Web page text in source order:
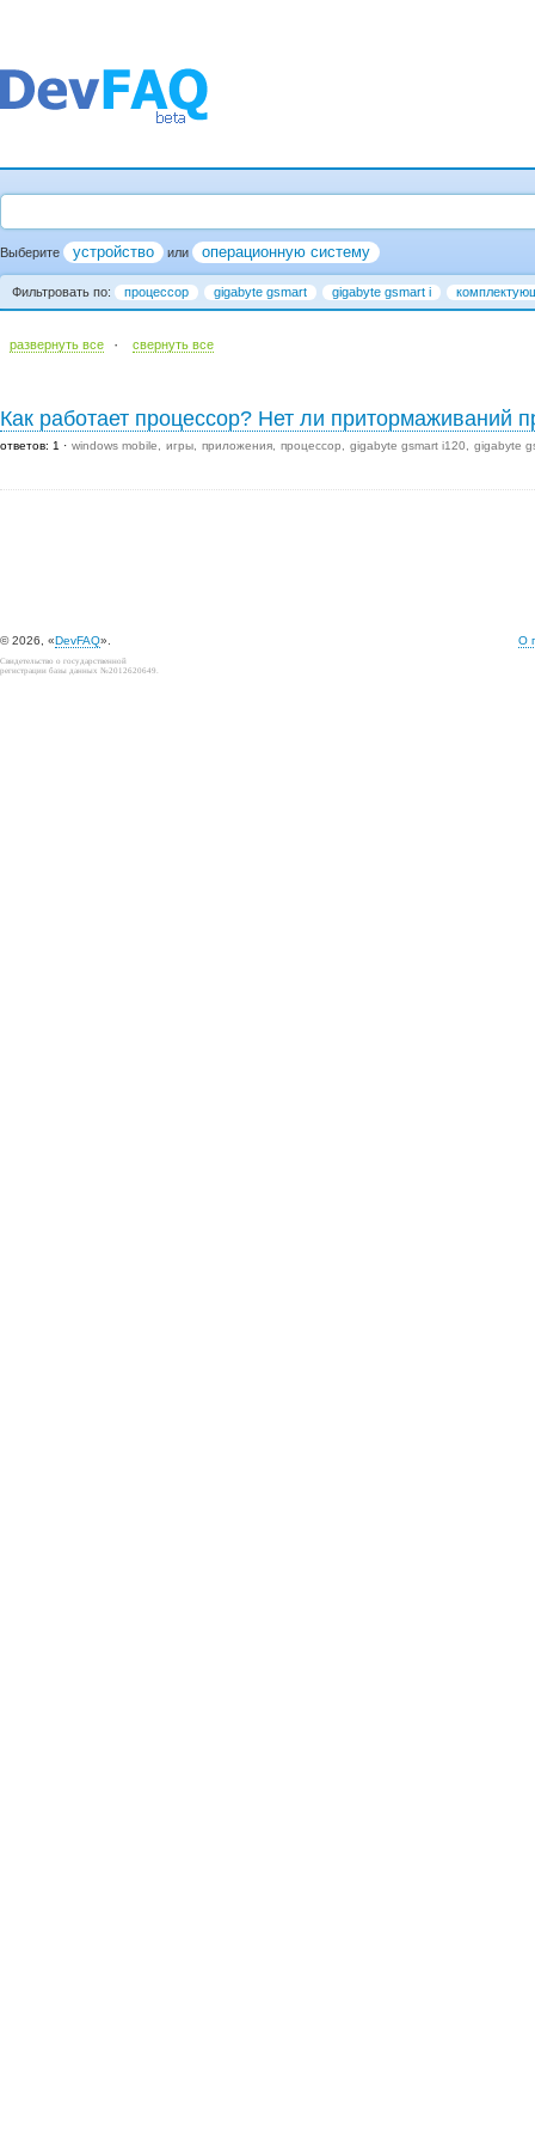
Выберите устройство или операционную систему
Фильтровать по: процессор gigabyte gsmart gigabyte gsmart i
развернуть все · cвернуть все
Как работает процессор? Нет ли притормаживаний
ответов: 1 windows mobile игры приложения процессор gigabyte gsmart i120 gigabyte
© 2026, «DevFAQ». О
Свидетельство о государственной
регистрации базы данных №2012620649.